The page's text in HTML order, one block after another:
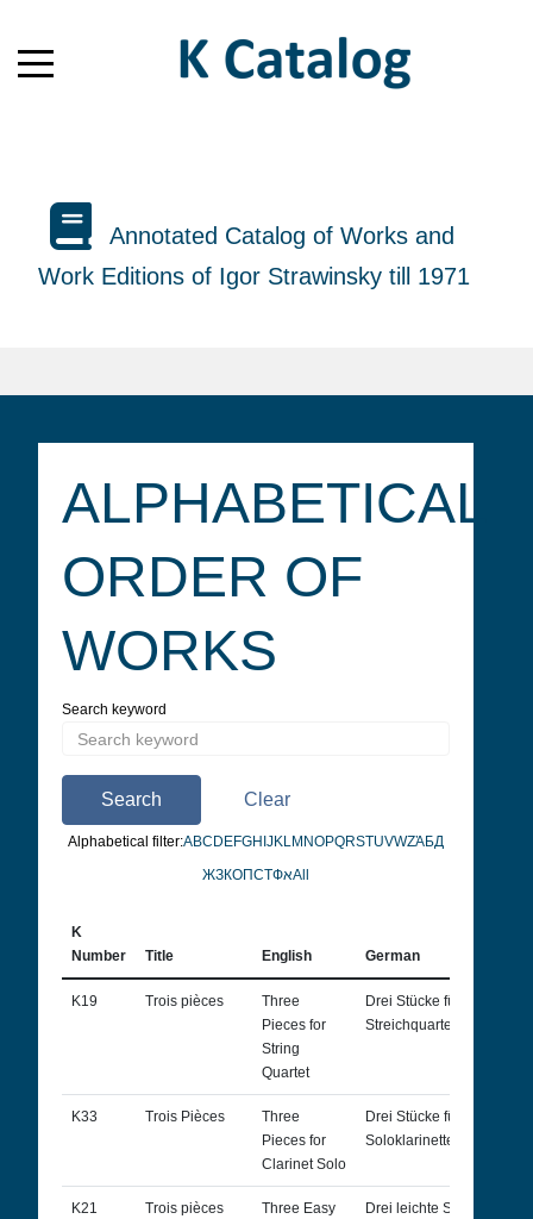
Annotated Catalog of Works and
Work Editions of Igor Strawinsky till 1971
ALPHABETICAL
ORDER OF
WORKS
Search keyword
Search Clear
Alphabetical filter:ABC D EFGH JKLM NOPQRSTUVWZἈБД
ЖЗКОПСТФאAll
K
Number
Title English German
K19 Trois pièces
Three
Pieces for
String
Quartet
Drei Stücke für
Streichquartett
K33 Trois Pièces
Three
Pieces for
Clarinet Solo
Drei Stücke für
Soloklarinette
K21
Trois pièces
Three Easy
Drei leichte Stücke für